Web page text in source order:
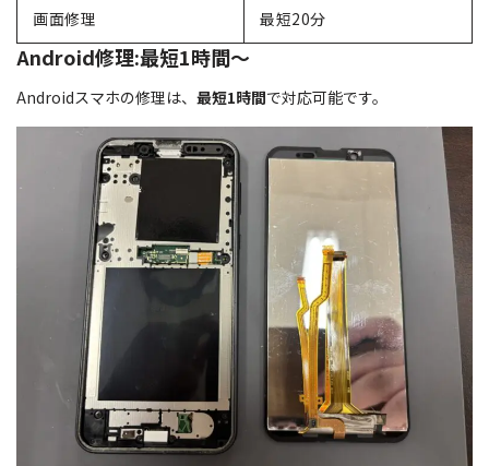
画面修理 最短20分
Android修理:最短1時間～
Androidスマホの修理は、 最短1時間で対応可能です。